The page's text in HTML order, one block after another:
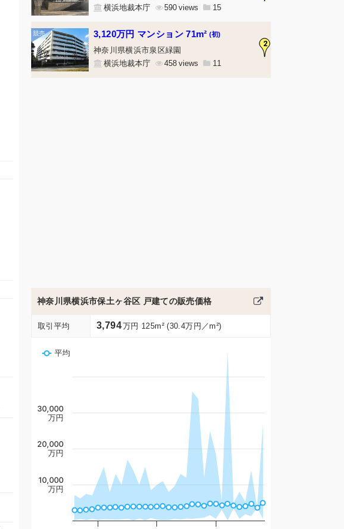
横浜地裁本庁
590 15
2
3,120万円 マンション 71m² (初)
神奈川県横浜市泉区緑園
横浜地裁本庁
458 11
神奈川県横浜市保土ヶ谷区 戸建ての販売価格
取引平均 3,794万円 125m² (30.4万円／m²)
平均
10,000
万円
20,000
万円
30,000
万円